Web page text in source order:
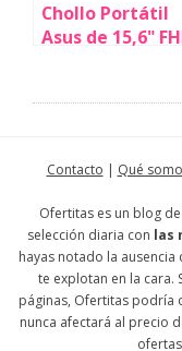
Chollo Portátil
Asus de 15,6"
por sólo 488,99€
Contacto | Qué
Ofertitas es un blog
selección diaria con las
hayas notado la
te explotan en la cara.
páginas, Ofertitas podría
nunca afectará al precio